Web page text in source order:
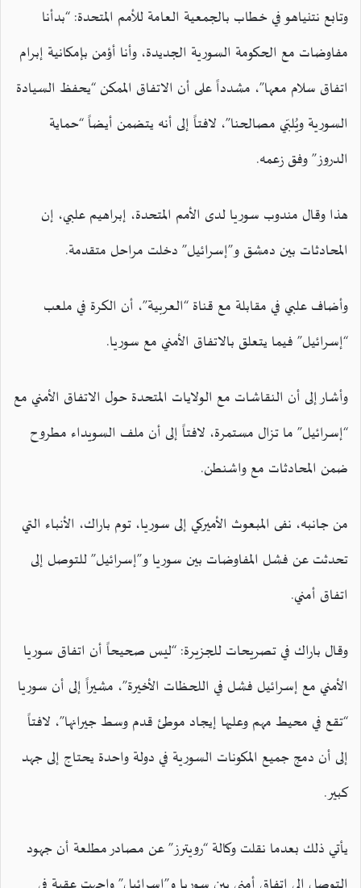
وتابع نتنياهو في خطاب بالجمعية العامة للأمم المتحدة: “بدأنا
مفاوضات مع الحكومة السورية الجديدة، وأنا أؤمن بإمكانية إبرام
اتفاق سلام معها”، مشدداً على أن الاتفاق الممكن “يحفظ السيادة
السورية ويُلبّي مصالحنا”، لافتاً إلى أنه يتضمن أيضاً “حماية
الدروز” وفق زعمه.
هذا وقال مندوب سوريا لدى الأمم المتحدة، إبراهيم علبي، إن
المحادثات بين دمشق و”إسرائيل” دخلت مراحل متقدمة.
وأضاف علبي في مقابلة مع قناة “العربية”، أن الكرة في ملعب
“إسرائيل” فيما يتعلق بالاتفاق الأمني مع سوريا.
وأشار إلى أن النقاشات مع الولايات المتحدة حول الاتفاق الأمني مع
“إسرائيل” ما تزال مستمرة، لافتاً إلى أن ملف السويداء مطروح
ضمن المحادثات مع واشنطن.
من جانبه، نفى المبعوث الأميركي إلى سوريا، توم باراك، الأنباء التي
تحدثت عن فشل المفاوضات بين سوريا و”إسرائيل” للتوصل إلى
اتفاق أمني.
وقال باراك في تصريحات للجزيرة: “ليس صحيحاً أن اتفاق سوريا
الأمني مع إسرائيل فشل في اللحظات الأخيرة”، مشيراً إلى أن سوريا
“تقع في محيط مهم وعليها إيجاد موطئ قدم وسط جيرانها”، لافتاً
إلى أن دمج جميع المكونات السورية في دولة واحدة يحتاج إلى جهد
كبير.
يأتي ذلك بعدما نقلت وكالة “رويترز” عن مصادر مطلعة أن جهود